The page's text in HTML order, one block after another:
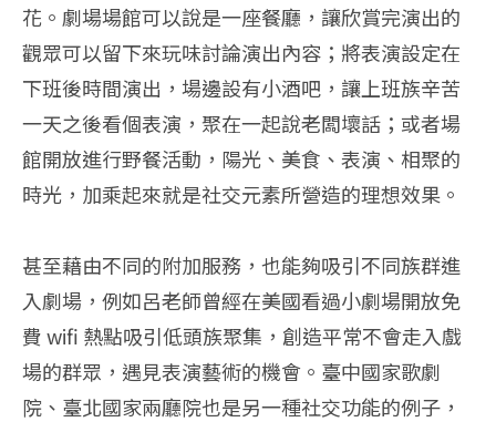
花。劇場場館可以說是一座餐廳，讓欣賞完演出的
觀眾可以留下來玩味討論演出內容；將表演設定在
下班後時間演出，場邊設有小酒吧，讓上班族辛苦
一天之後看個表演，聚在一起說老闆壞話；或者場
館開放進行野餐活動，陽光、美食、表演、相聚的
時光，加乘起來就是社交元素所營造的理想效果。
甚至藉由不同的附加服務，也能夠吸引不同族群進
入劇場，例如呂老師曾經在美國看過小劇場開放免
費 wifi 熱點吸引低頭族聚集，創造平常不會走入戲
場的群眾，遇見表演藝術的機會。臺中國家歌劇
院、臺北國家兩廳院也是另一種社交功能的例子，